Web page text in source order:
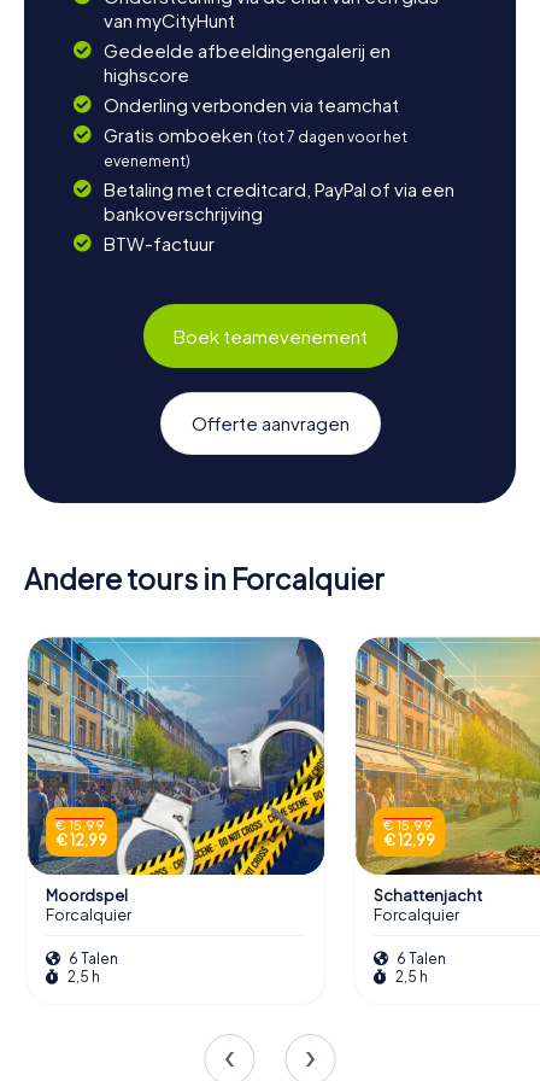
van myCityHunt
Gedeelde afbeeldingengalerij en
highscore
Onderling verbonden via teamchat
Gratis omboeken (tot 7 dagen voor het
evenement)
Betaling met creditcard, PayPal of via een
bankoverschrijving
BTW-factuur
Boek teamevenement
Offerte aanvragen
Andere tours in Forcalquier
€ 15,99
€ 12,99
Moordspel
Forcalquier
6 Talen
2,5 h
€ 15,99
€ 12,99
Schattenjacht
Forcalquier
6 Talen
2,5 h